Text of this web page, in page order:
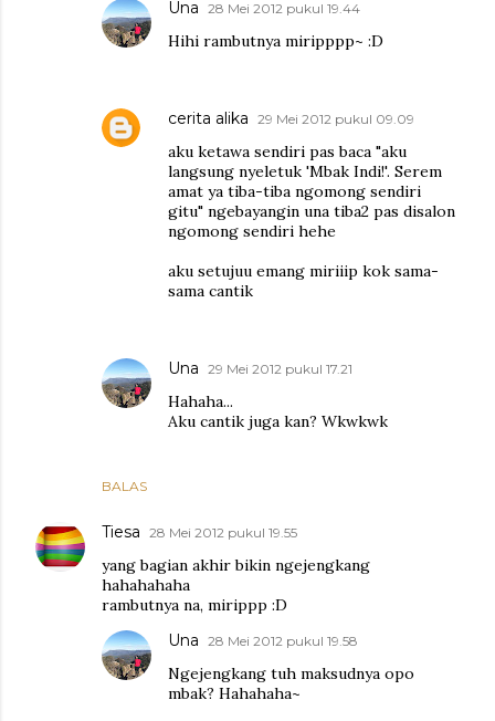
BALAS
Una 28 Mei 2012 pukul 19.44
Hihi rambutnya miripppp~ :D
cerita alika 29 Mei 2012 pukul 09.09
aku ketawa sendiri pas baca "aku
langsung nyeletuk 'Mbak Indi!'. Serem
amat ya tiba-tiba ngomong sendiri
gitu" ngebayangin una tiba2 pas disalon
ngomong sendiri hehe
aku setujuu emang miriiip kok sama-
sama cantik
Una 29 Mei 2012 pukul 17.21
Hahaha...
Aku cantik juga kan? Wkwkwk
Tiesa 28 Mei 2012 pukul 19.55
yang bagian akhir bikin ngejengkang
hahahahaha
rambutnya na, mirippp :D
Una 28 Mei 2012 pukul 19.58
Ngejengkang tuh maksudnya opo
mbak? Hahahaha~